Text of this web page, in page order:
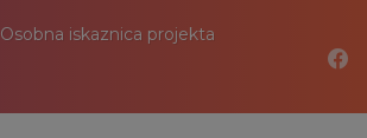
Osobna iskaznica projekta